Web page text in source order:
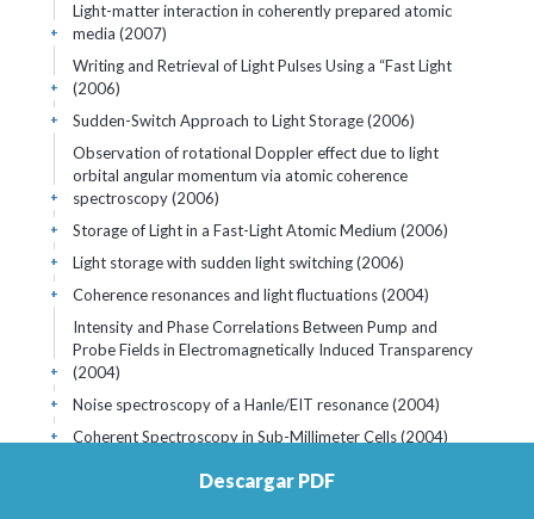
Light-matter interaction in coherently prepared atomic
media (2007)
+
Writing and Retrieval of Light Pulses Using a “Fast Light
(2006)
+
Sudden-Switch Approach to Light Storage (2006)
+
Observation of rotational Doppler effect due to light
orbital angular momentum via atomic coherence
spectroscopy (2006)
+
Storage of Light in a Fast-Light Atomic Medium (2006)
+
Light storage with sudden light switching (2006)
+
Coherence resonances and light fluctuations (2004)
+
Intensity and Phase Correlations Between Pump and
Probe Fields in Electromagnetically Induced Transparency
(2004)
+
Noise spectroscopy of a Hanle/EIT resonance (2004)
+
Coherent Spectroscopy in Sub-Millimeter Cells (2004)
+
induced transparency and absorption coherence
Descargar PDF